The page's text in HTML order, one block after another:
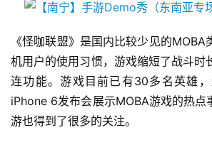
会
上
站
《怪咖联盟》是国内比较少见的
机用户的使用习惯，游戏缩短了战斗时
连功能。游戏目前已有30多名英雄
iPhone 6发布会展示MOBA游戏的热点
游也得到了很多的关注。